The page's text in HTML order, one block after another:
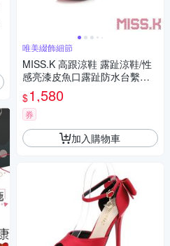
唯美綴飾細節
MISS.K 高跟涼鞋 露趾涼鞋/性
感亮漆皮魚口露趾防水台繫帶1
2CM高跟涼鞋 杏
$1,580
券
加入購物車